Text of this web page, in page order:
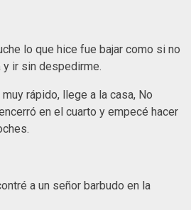
lo que hice fue bajar como si no
y ir sin despedirme.
rápido, llege a la casa, No
en el cuarto y empecé hacer
a un señor barbudo en la